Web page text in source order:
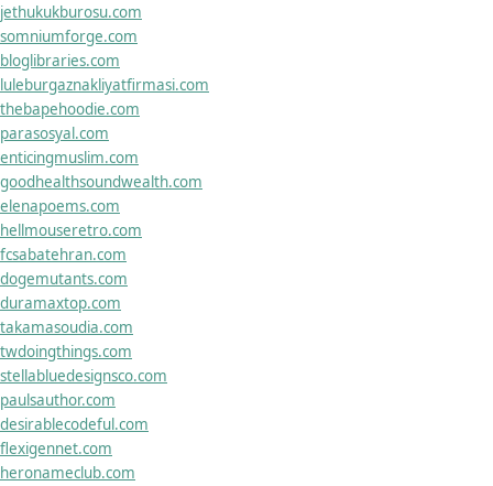
jethukukburosu.com
somniumforge.com
bloglibraries.com
luleburgaznakliyatfirmasi.com
thebapehoodie.com
parasosyal.com
enticingmuslim.com
goodhealthsoundwealth.com
elenapoems.com
hellmouseretro.com
fcsabatehran.com
dogemutants.com
duramaxtop.com
takamasoudia.com
twdoingthings.com
stellabluedesignsco.com
paulsauthor.com
desirablecodeful.com
flexigennet.com
heronameclub.com